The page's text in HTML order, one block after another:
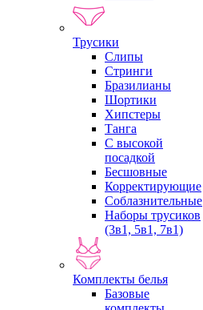
Трусики
Слипы
Стринги
Бразилианы
Шортики
Хипстеры
Танга
С высокой
посадкой
Бесшовные
Корректирующие
Соблазнительные
Наборы трусиков
(3в1, 5в1, 7в1)
Комплекты белья
Базовые